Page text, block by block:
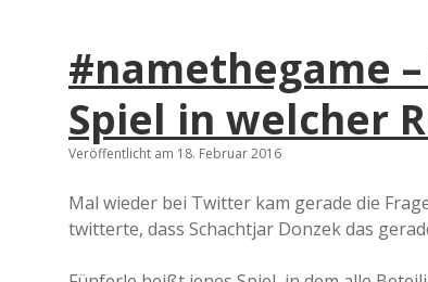
#namethegame
Spiel in welcher
Veröffentlicht am 18. Februar 2016
Mal wieder bei Twitter kam gerade die
twitterte, dass Schachtjar Donzek das